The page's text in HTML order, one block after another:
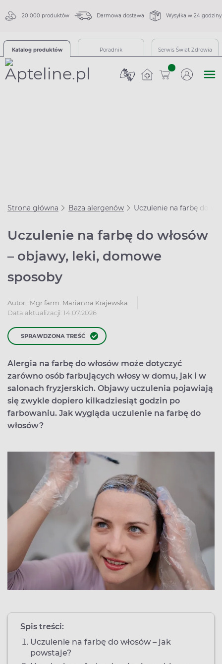
20 000 produktów Darmowa dostawa Wysyłka w 24 godziny
Katalog produktów Poradnik Serwis Świat Zdrowia
sztuk
Strona główna Baza alergenów Uczulenie na farbę do
Uczulenie na farbę do włosów
– objawy, leki, domowe
sposoby
Autor: Mgr farm. Marianna Krajewska
Data aktualizacji: 14.07.2026
SPRAWDZONA TREŚĆ
Alergia na farbę do włosów może dotyczyć
zarówno osób farbujących włosy w domu, jak i w
salonach fryzjerskich. Objawy uczulenia pojawiają
się zwykle dopiero kilkadziesiąt godzin po
farbowaniu. Jak wygląda uczulenie na farbę do
włosów?
Spis treści:
Uczulenie na farbę do włosów – jak
powstaje?